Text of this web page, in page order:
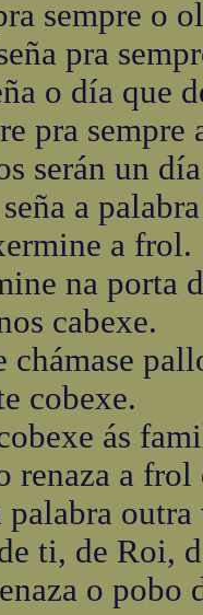
sempre o
pra
o día que
pra sempre
serán un
a
a frol.
na porta
cabexe.
chámase
cobexe.
ás
renaza a frol
palabra
ti, de Roi,
o pobo